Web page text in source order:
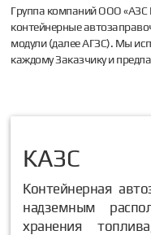
Группа компаний ООО «АЗС
контейнерные
модули (далее АГЗС). Мы
каждому Заказчику и
КАЗС
Контейнерная
надземным
хранения